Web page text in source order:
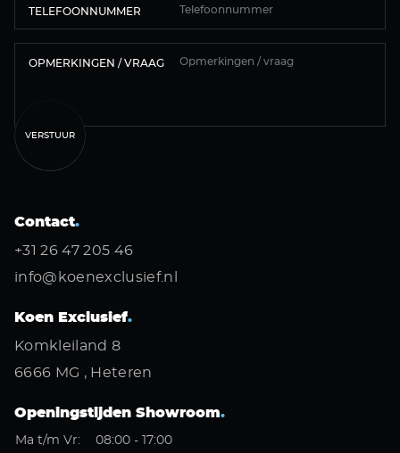
TELEFOONNUMMER
OPMERKINGEN / VRAAG
VERSTUUR
Contact.
+31 26 47 205 46
info@koenexclusief.nl
Koen Exclusief.
Komkleiland 8
6666 MG , Heteren
Openingstijden Showroom.
Ma t/m Vr:
08:00 - 17:00